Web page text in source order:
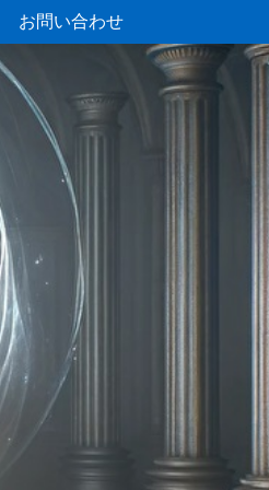
お問い合わせ